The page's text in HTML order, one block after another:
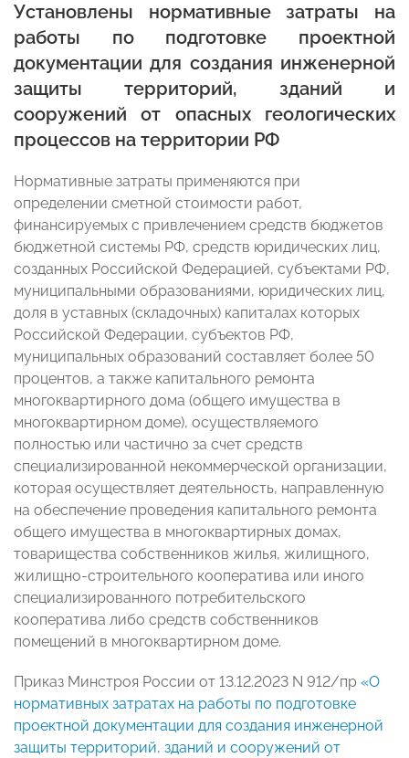
Установлены нормативные затраты на
работы по подготовке проектной
документации для создания инженерной
защиты территорий, зданий и
сооружений от опасных геологических
процессов на территории РФ
Нормативные затраты применяются при
определении сметной стоимости работ,
финансируемых с привлечением средств бюджетов
бюджетной системы РФ, средств юридических лиц,
созданных Российской Федерацией, субъектами РФ,
муниципальными образованиями, юридических лиц,
доля в уставных (складочных) капиталах которых
Российской Федерации, субъектов РФ,
муниципальных образований составляет более 50
процентов, а также капитального ремонта
многоквартирного дома (общего имущества в
многоквартирном доме), осуществляемого
полностью или частично за счет средств
специализированной некоммерческой организации,
которая осуществляет деятельность, направленную
на обеспечение проведения капитального ремонта
общего имущества в многоквартирных домах,
товарищества собственников жилья, жилищного,
жилищно-строительного кооператива или иного
специализированного потребительского
кооператива либо средств собственников
помещений в многоквартирном доме.
Приказ Минстроя России от 13.12.2023 N 912/пр «О
нормативных затратах на работы по подготовке
проектной документации для создания инженерной
защиты территорий, зданий и сооружений от